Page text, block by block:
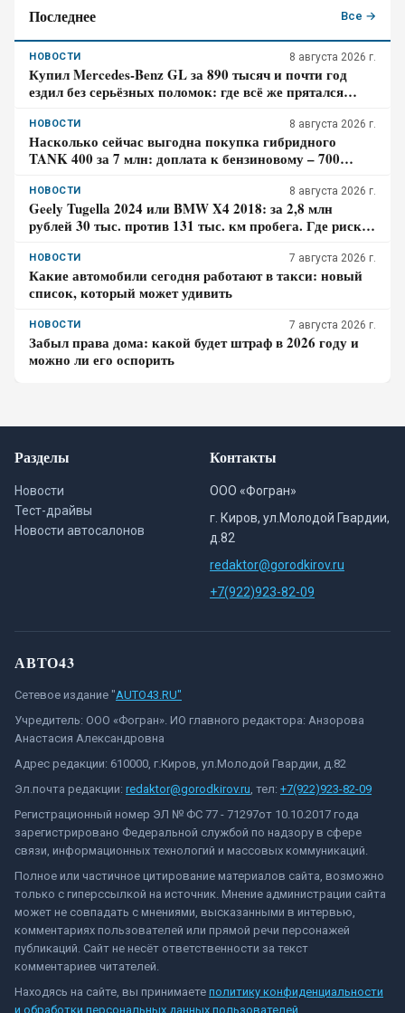
Последнее Все →
НОВОСТИ 8 августа 2026 г.
Купил Mercedes-Benz GL за 890 тысяч и почти год
ездил без серьёзных поломок: где всё же прятался
НОВОСТИ 8 августа 2026 г.
Насколько сейчас выгодна покупка гибридного
TANK 400 за 7 млн: доплата к бензиновому – 700
НОВОСТИ 8 августа 2026 г.
Geely Tugella 2024 или BMW X4 2018: за 2,8 млн
рублей 30 тыс. против 131 тыс. км пробега. Где риск
НОВОСТИ 7 августа 2026 г.
Какие автомобили сегодня работают в такси: новый
список, который может удивить
НОВОСТИ 7 августа 2026 г.
Забыл права дома: какой будет штраф в 2026 году и
можно ли его оспорить
Разделы
Новости
Тест-драйвы
Новости автосалонов
Контакты
ООО «Фогран»
г. Киров, ул.Молодой Гвардии,
д.82
redaktor@gorodkirov.ru
+7(922)923-82-09
АВТО43
Сетевое издание "AUTO43.RU"
Учредитель: ООО «Фогран». ИО главного редактора: Анзорова
Анастасия Александровна
Адрес редакции: 610000, г.Киров, ул.Молодой Гвардии, д.82
Эл.почта редакции: redaktor@gorodkirov.ru, тел: +7(922)923-82-09
Регистрационный номер ЭЛ № ФС 77 - 71297от 10.10.2017 года
зарегистрировано Федеральной службой по надзору в сфере
связи, информационных технологий и массовых коммуникаций.
Полное или частичное цитирование материалов сайта, возможно
только с гиперссылкой на источник. Мнение администрации сайта
может не совпадать с мнениями, высказанными в интервью,
комментариях пользователей или прямой речи персонажей
публикаций. Сайт не несёт ответственности за текст
комментариев читателей.
Находясь на сайте, вы принимаете политику конфиденциальности
и обработки персональных данных пользователей